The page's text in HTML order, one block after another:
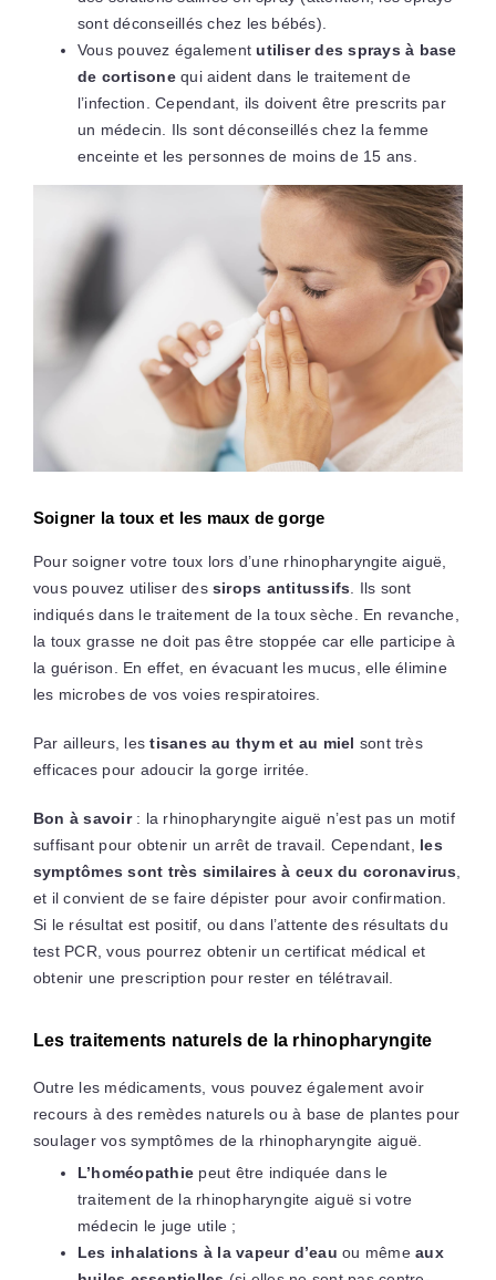
sont déconseillés chez les bébés).
Vous pouvez également utiliser des sprays à base
de cortisonequi aident dans le traitement de
l’infection. Cependant, ils doivent être prescrits par
un médecin. Ils sont déconseillés chez la femme
enceinte et les personnes de moins de 15 ans.
Soigner la toux et les maux de gorge
Pour soigner votre toux lors d’une rhinopharyngite aiguë,
vous pouvez utiliser des sirops antitussifs. Ils sont
indiqués dans le traitement de la toux sèche. En revanche,
la toux grasse ne doit pas être stoppée car elle participe à
la guérison. En effet, en évacuant les mucus, elle élimine
les microbes de vos voies respiratoires.
Par ailleurs, lestisanes au thym et au miel sont très
efficaces pour adoucir la gorge irritée.
Bon à savoir: la rhinopharyngite aiguë n’est pas un motif
suffisant pour obtenir un arrêt de travail. Cependant, les
symptômes sont très similaires à ceux du coronavirus,
et il convient de se faire dépister pour avoir confirmation.
Si le résultat est positif, ou dans l’attente des résultats du
test PCR, vous pourrez obtenir un certificat médical et
obtenir une prescription pour rester en télétravail.
Les traitements naturels de la rhinopharyngite
Outre les médicaments, vous pouvez également avoir
recours à des remèdes naturels ou à base de plantes pour
soulager vos symptômes de la rhinopharyngite aiguë.
L’homéopathie peut être indiquée dans le
traitement de la rhinopharyngite aiguë si votre
médecin le juge utile ;
Les inhalations à la vapeur d’eau ou mêmeaux